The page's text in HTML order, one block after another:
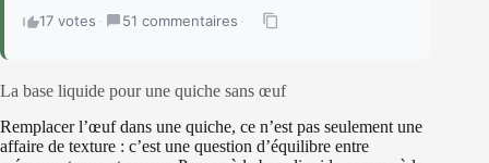
17 votes · 51 commentaires ·
La base liquide pour une quiche sans œuf
Remplacer l’œuf dans une quiche, ce n’est pas seulement une
affaire de texture : c’est une question d’équilibre entre